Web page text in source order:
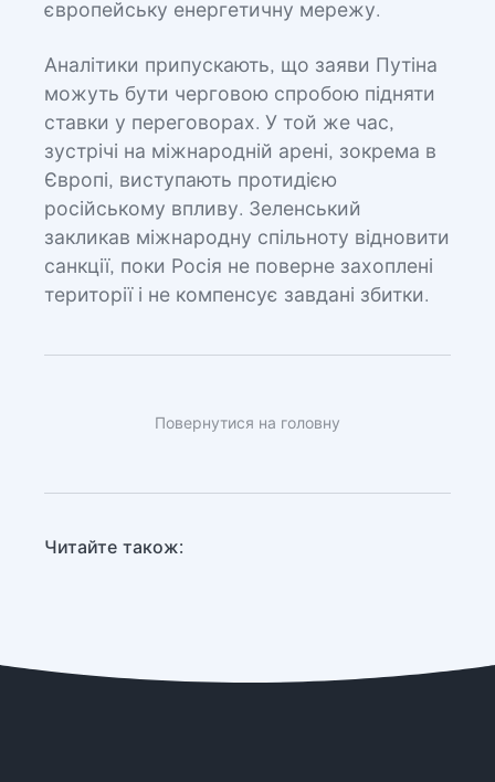
європейську енергетичну мережу.
Аналітики припускають, що заяви Путіна
можуть бути черговою спробою підняти
ставки у переговорах. У той же час,
зустрічі на міжнародній арені, зокрема в
Європі, виступають протидією
російському впливу. Зеленський
закликав міжнародну спільноту відновити
санкції, поки Росія не поверне захоплені
території і не компенсує завдані збитки.
Повернутися на головну
Читайте також: